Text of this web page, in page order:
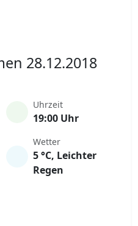
28.12.2018
Uhrzeit
19:00 Uhr
Wetter
5 °C, Leichter
Regen